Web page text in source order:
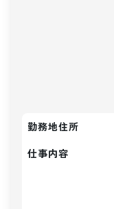
勤務地住所
仕事内容